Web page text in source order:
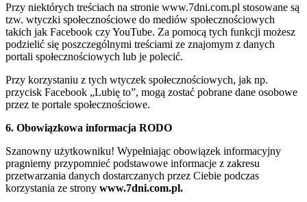
Przy niektórych treściach na stronie www.7dni.com.pl stosowane są
tzw. wtyczki społecznościowe do mediów społecznościowych
takich jak Facebook czy YouTube. Za pomocą tych funkcji możesz
podzielić się poszczególnymi treściami ze znajomym z danych
portali społecznościowych lub je polecić.
Przy korzystaniu z tych wtyczek społecznościowych, jak np.
przycisk Facebook „Lubię to”, mogą zostać pobrane dane osobowe
przez te portale społecznościowe.
6. Obowiązkowa informacja RODO
Szanowny użytkowniku! Wypełniając obowiązek informacyjny
pragniemy przypomnieć podstawowe informacje z zakresu
przetwarzania danych dostarczanych przez Ciebie podczas
korzystania ze strony www.7dni.com.pl.